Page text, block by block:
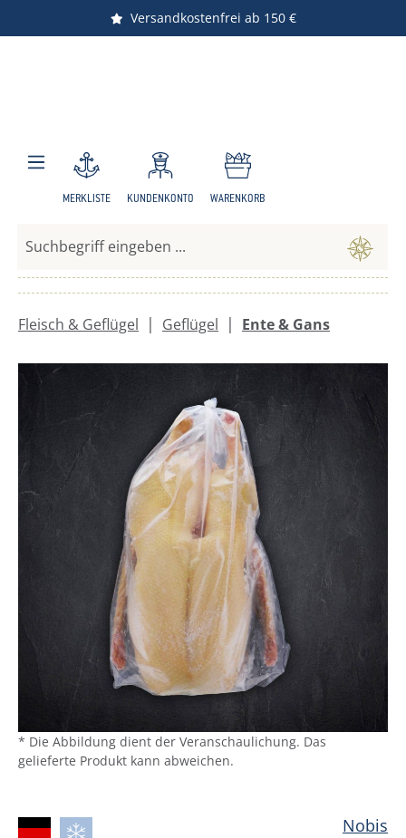
Zum Hauptinhalt springen
Versandkostenfrei ab 150 €
MERKLISTE KUNDENKONTO WARENKORB
Fleisch & Geflügel | Geflügel | Ente & Gans
Bildergalerie überspringen
* Die Abbildung dient der Veranschaulichung. Das
gelieferte Produkt kann abweichen.
Nobis